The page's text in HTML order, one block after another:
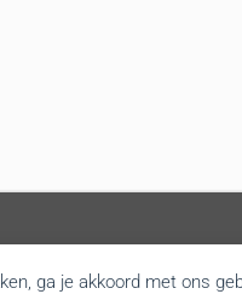
ga je akkoord met ons